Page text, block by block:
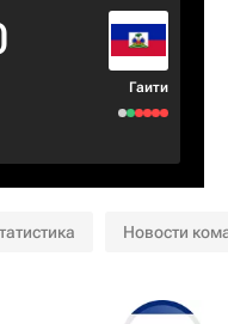
Гаити
Новости